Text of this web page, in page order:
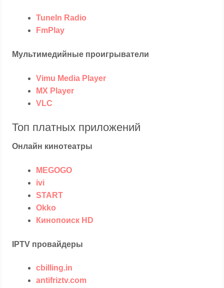
TuneIn Radio
FmPlay
Мультимедийные проигрыватели
Vimu Media Player
MX Player
VLC
Топ платных приложений
Онлайн кинотеатры
MEGOGO
ivi
START
Okko
Кинопоиск HD
IPTV провайдеры
cbilling.in
antifriztv.com